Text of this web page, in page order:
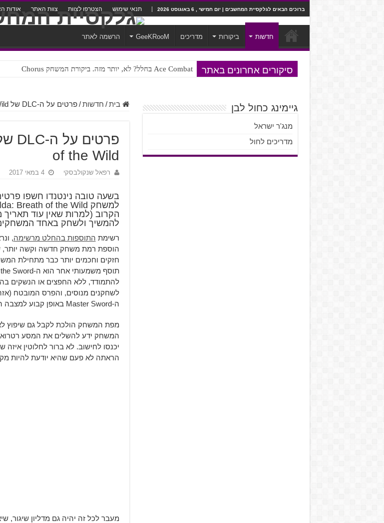
ברוכים הבאים לגלקסיית המחשבים | יום חמישי , 6 באוגוסט 2026 תנאי שימוש הצטרפו לצוות צוות האתר אודות
חדשות ביקורות מדריכים GeeKRooM הרשמה לאתר
סיקורים אחרונים באתר Ace Combat בחלל? לא, יותר מזה. ביקורת המשחק Chorus
Steven Universe והשירים שתורגמו בצורה נוראית לעברית
בית / חדשות / פרטים על ה-DLC של The Legend of Zelda: Breath of the Wild
of the Wild
רפאל שנקולבסקי 4 במאי 2017
הקרוב (למרות שאין עוד
להמשיך ולשחק באחד
רשימת התוספות בהחלט מרשימה,
הוספת רמת משחק חדשה וקשה יותר,
חזקים וחכמים יותר כבר מתחילת
להתמודד, ללא החפצים או הנשקים
לשחקנים מנוסים, והפרס המובטח
ה-Master Sword באופן קבוע למצבה הזוהר והחזק יותר.
מפת המשחק הולכת לקבל גם שיפוץ
יכנסו לחישוב. לא ברור לחלוטין
הראתה לא פעם שהיא יודעת להיות
מעבר לכל זה יהיה גם מדליון שיגור,
גיימינג כחול לבן
מנג'ר ישראל
מדריכים לחול